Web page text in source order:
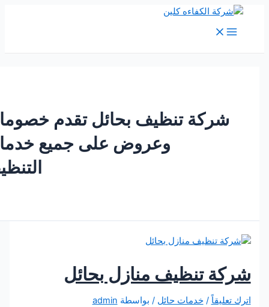
تنظيف بحائل تقدم خصومات
وعروض على جميع خدمات
التنظيف
تنظيف منازل بحائل
/خدمات حائل/ بواسطة admin